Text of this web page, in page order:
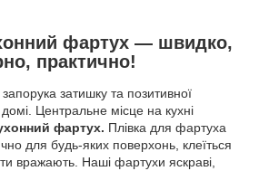
фартух — швидко,
практично!
затишку та позитивної
Центральне місце на кухні
фартух. Плівка для фартуха
для будь-яких поверхонь, клеїться
вражають. Наші фартухи яскраві,